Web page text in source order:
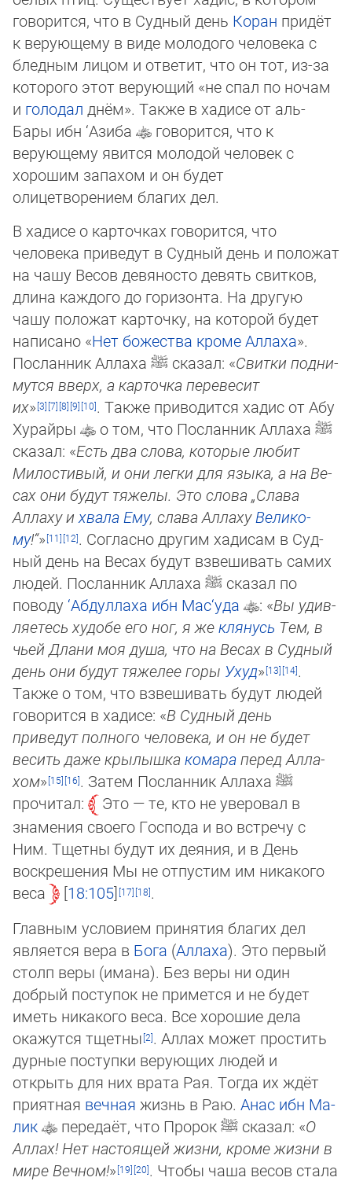
го­во­рится, что в Судный день Коран придёт
к верующему в виде мо­ло­до­го человека с
бледным лицом и ответит, что он тот, из-за
которого этот верующий «не спал по ночам
и голодал днём». Также в хадисе от аль-
Бары ибн ‘Азиба
говорится, что к
верующему явится молодой человек с
хорошим запахом и он будет
олицетворением благих дел.
В хадисе о карточках говорится, что
человека приведут в Судный день и положат
на чашу Весов девяносто девять свитков,
длина каждого до горизонта. На другую
чашу положат карточку, на которой будет
написано «Нет божества кроме Аллаха».
Пос­лан­ник Аллаха ﷺ сказал: «Свитки под­ни­
мут­ся вверх, а карточка перевесит
их»
. Также приводится хадис от Абу
Ху­рай­ры
о том, что Посланник Аллаха ﷺ
сказал: «Есть два слова, которые любит
Милостивый, и они легки для языка, а на Ве­
сах они будут тяжелы. Это слова „Слава
Аллаху и хвала Ему, слава АллахуВелико­
му!“»
. Согласно другим хадисам в Суд­
ный день на Весах будут взвешивать самих
людей. Посланник Аллаха ﷺ сказал по
поводу ‘Абдуллаха ибн Мас‘уда : «Вы удив­
ляе­тесь худобе его ног, я жеклянусь Тем, в
чьей Длани моя душа, что на Весах в Судный
день они будут тяжелее горы Ухуд»
.
Также о том, что взвешивать будут людей
говорится в хадисе: «В Судный день
приведут полного человека, и он не будет
весить даже крылышка комараперед Ал­ла­
хом» . Затем Посланник Аллаха ﷺ
прочитал:
Это — те, кто не уверовал в
знамения своего Господа и во встречу с
Ним. Тщетны будут их деяния, и в День
воскрешения Мы не отпустим им никакого
ве­са
18:105
.
Главным условием принятия благих дел
является вера в Бога (Аллаха). Это первый
столп веры (имана). Без веры ни один
добрый пос­ту­пок не примется и не будет
иметь никакого веса. Все хорошие дела
окажутся тщет­ны
. Аллах может прос­тить
дур­ные пос­туп­ки верующих людей и
открыть для них врата Рая. Тогда их ждёт
приятная вечная жизнь в Раю. Анас ибн Ма­
лик
передаёт, что Пророкﷺ сказал: «О
Аллах! Нет настоящей жизни, кроме жизни в
мире Веч­ном!»
. Чтобы чаша ве­сов стала